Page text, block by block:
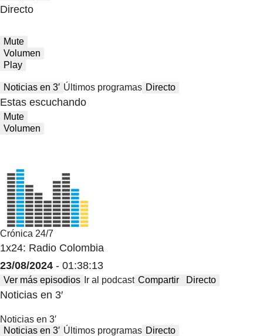
Directo
Mute
Volumen
Play
Noticias en 3′ Últimos programas Directo
Estas escuchando
Mute
Volumen
Crónica 24/7
1x24: Radio Colombia
23/08/2024 - 01:38:13
Ver más episodios Ir al podcast Compartir Directo
Noticias en 3′
Noticias en 3′
Noticias en 3′ Últimos programas Directo